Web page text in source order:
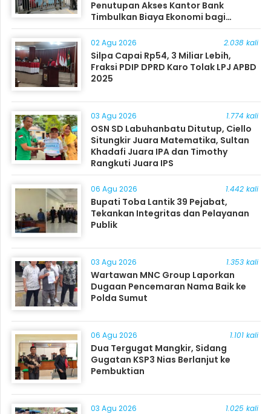
Penutupan Akses Kantor Bank
Timbulkan Biaya Ekonomi bagi
Masyarakat
02 Agu 2026 2.038 kali
Silpa Capai Rp54, 3 Miliar Lebih,
Fraksi PDIP DPRD Karo Tolak LPJ APBD
2025
03 Agu 2026 1.774 kali
OSN SD Labuhanbatu Ditutup, Ciello
Situngkir Juara Matematika, Sultan
Khadafi Juara IPA dan Timothy
Rangkuti Juara IPS
06 Agu 2026 1.442 kali
Bupati Toba Lantik 39 Pejabat,
Tekankan Integritas dan Pelayanan
Publik
03 Agu 2026 1.353 kali
Wartawan MNC Group Laporkan
Dugaan Pencemaran Nama Baik ke
Polda Sumut
06 Agu 2026 1.101 kali
Dua Tergugat Mangkir, Sidang
Gugatan KSP3 Nias Berlanjut ke
Pembuktian
03 Agu 2026 1.025 kali